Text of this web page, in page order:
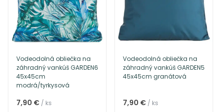
Vodeodolná obliečka na
záhradný vankúš GARDEN6
45x45cm
modrá/tyrkysová
7,90 € / ks
Vodeodolná obliečka na
záhradný vankúš GARDEN5
45x45cm granátová
7,90 € / ks